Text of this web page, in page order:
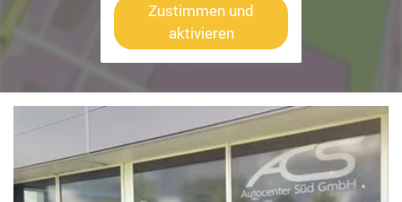
Zustimmen und
aktivieren